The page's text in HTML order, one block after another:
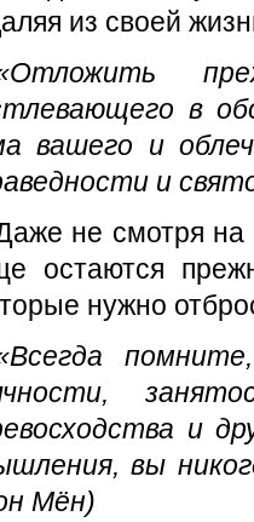
из своей
в
вашего и
и
не смотря на
остаются
нужно
и
вы
Мён)